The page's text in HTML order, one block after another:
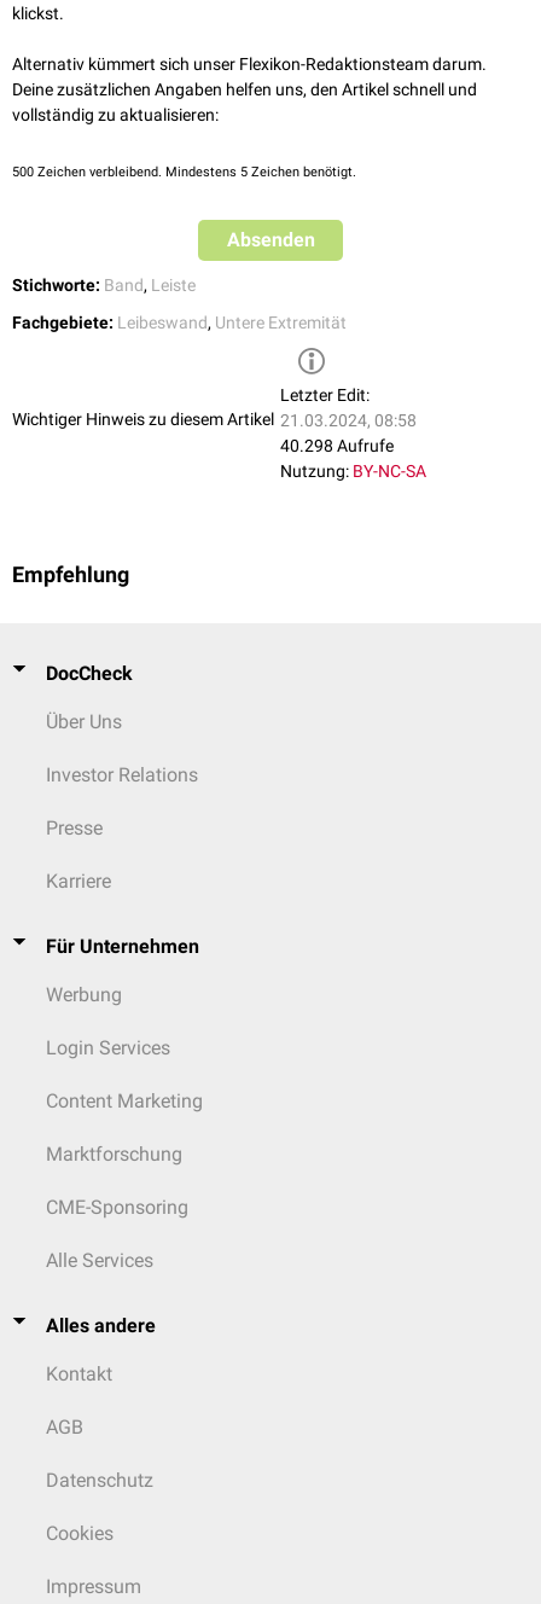
Das Ligamentum lacunare ist zwischen 1,25 und 1,5 cm lang, beim Mann
und bildet diemediale Begrenzung derLacuna vasorumbzw. des
femoralis.
klickst.
Alternativ kümmert sich unser Flexikon-Redaktionsteam darum.
Deine zusätzlichen Angaben helfen uns, den Artikel schnell und
vollständig zu aktualisieren:
500 Zeichen verbleibend. Mindestens 5 Zeichen benötigt.
Absenden
Stichworte: Band, Leiste
Fachgebiete: Leibeswand, Untere Extremität
Wichtiger Hinweis zu diesem Artikel
Letzter Edit:
21.03.2024, 08:58
40.298 Aufrufe
Nutzung: BY-NC-SA
Empfehlung
DocCheck
Über Uns
Investor Relations
Presse
Karriere
Für Unternehmen
Werbung
Login Services
Content Marketing
Marktforschung
CME-Sponsoring
Alle Services
Alles andere
Kontakt
AGB
Datenschutz
Cookies
Impressum